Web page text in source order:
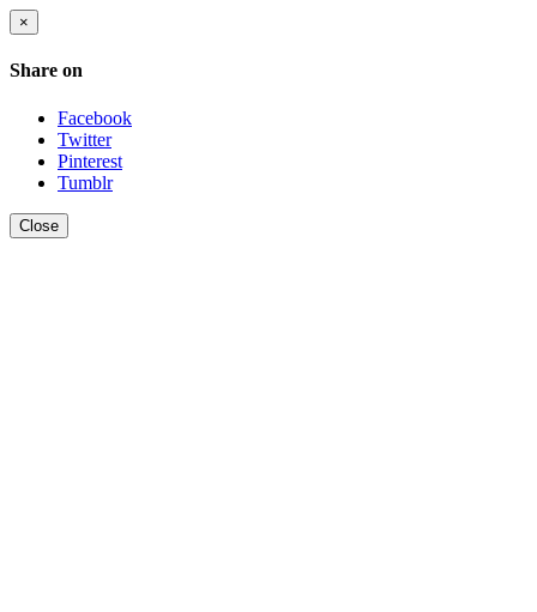
×
Share on
Facebook
Twitter
Pinterest
Tumblr
Close